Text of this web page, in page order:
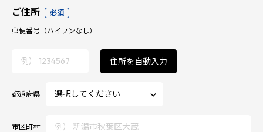
ご住所 必須
郵便番号 （ハイフンなし）
住所を自動入力
都道府県
市区町村